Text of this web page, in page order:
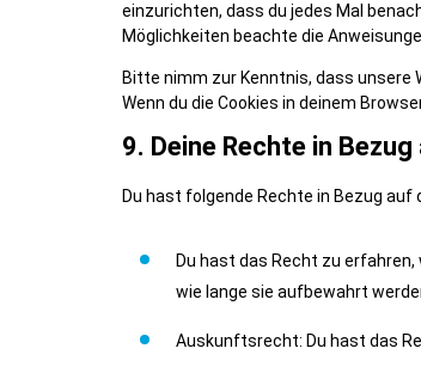
einzurichten, dass du jedes Mal
Möglichkeiten beachte die
Bitte nimm zur Kenntnis, dass unsere
Wenn du die Cookies in deinem
9. Deine Rechte in
Du hast folgende Rechte in Bezug auf
Du hast das Recht zu
wie lange sie aufbewahrt
Auskunftsrecht: Du hast das